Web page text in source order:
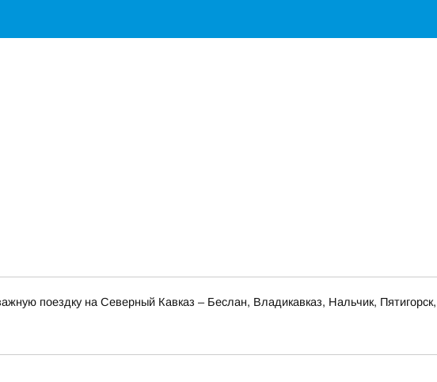
поездку на Северный Кавказ – Беслан, Владикавказ, Нальчик,